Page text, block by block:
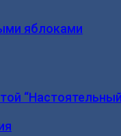
яблоками